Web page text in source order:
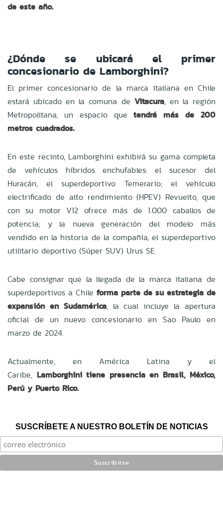
de este año.
¿Dónde se ubicará el primer
concesionario de Lamborghini?
El primer concesionario de la marca italiana en Chile
estará ubicado en la comuna de Vitacura, en la región
Metropolitana, un espacio que tendrá más de 200
metros cuadrados.
En este recinto, Lamborghini exhibirá su gama completa
de vehículos híbridos enchufables: el sucesor del
Huracán, el superdeportivo Temerario; el vehículo
electrificado de alto rendimiento (HPEV) Revuelto, que
con su motor V12 ofrece más de 1.000 caballos de
potencia; y la nueva generación del modelo más
vendido en la historia de la compañía, el superdeportivo
utilitario deportivo (Súper SUV) Urus SE.
Cabe consignar que la llegada de la marca italiana de
superdeportivos a Chile forma parte de su estrategia de
expansión en Sudamérica, la cual incluye la apertura
oficial de un nuevo concesionario en Sao Paulo en
marzo de 2024.
Actualmente, en América Latina y el
Caribe, Lamborghini tiene presencia en Brasil, México,
Perú y Puerto Rico.
SUSCRÍBETE A NUESTRO BOLETÍN DE NOTICIAS